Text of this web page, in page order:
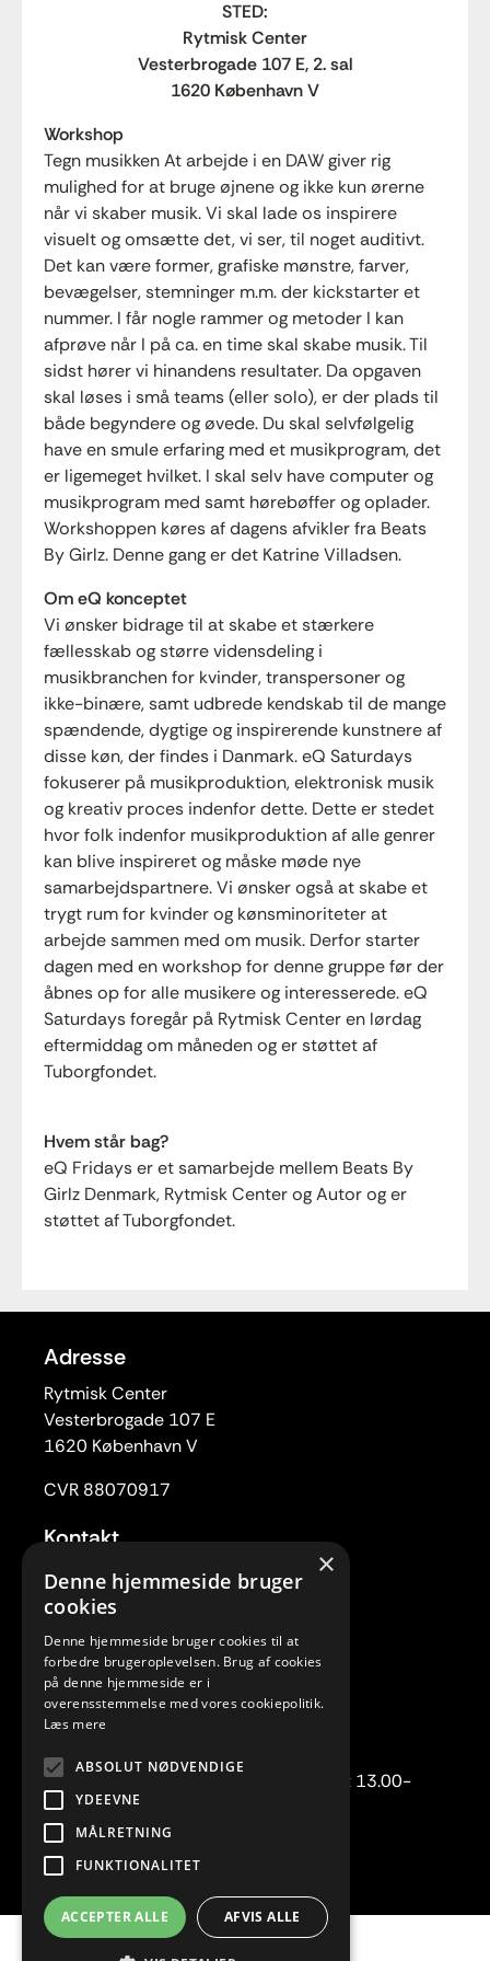
STED:
Rytmisk Center
Vesterbrogade 107 E, 2. sal
1620 København V
Workshop
Tegn musikken At arbejde i en DAW giver rig
mulighed for at bruge øjnene og ikke kun ørerne
når vi skaber musik. Vi skal lade os inspirere
visuelt og omsætte det, vi ser, til noget auditivt.
Det kan være former, grafiske mønstre, farver,
bevægelser, stemninger m.m. der kickstarter et
nummer. I får nogle rammer og metoder I kan
afprøve når I på ca. en time skal skabe musik. Til
sidst hører vi hinandens resultater. Da opgaven
skal løses i små teams (eller solo), er der plads til
både begyndere og øvede. Du skal selvfølgelig
have en smule erfaring med et musikprogram, det
er ligemeget hvilket. I skal selv have computer og
musikprogram med samt hørebøffer og oplader.
Workshoppen køres af dagens afvikler fra Beats
By Girlz. Denne gang er det Katrine Villadsen.
Om eQ konceptet
Vi ønsker bidrage til at skabe et stærkere
fællesskab og større vidensdeling i
musikbranchen for kvinder, transpersoner og
ikke-binære, samt udbrede kendskab til de mange
spændende, dygtige og inspirerende kunstnere af
disse køn, der findes i Danmark. eQ Saturdays
fokuserer på musikproduktion, elektronisk musik
og kreativ proces indenfor dette. Dette er stedet
hvor folk indenfor musikproduktion af alle genrer
kan blive inspireret og måske møde nye
samarbejdspartnere. Vi ønsker også at skabe et
trygt rum for kvinder og kønsminoriteter at
arbejde sammen med om musik. Derfor starter
dagen med en workshop for denne gruppe før der
åbnes op for alle musikere og interesserede. eQ
Saturdays foregår på Rytmisk Center en lørdag
eftermiddag om måneden og er støttet af
Tuborgfondet.
Hvem står bag?
eQ Fridays er et samarbejde mellem Beats By
Girlz Denmark, Rytmisk Center og Autor og er
støttet af Tuborgfondet.
Adresse
Rytmisk Center
Vesterbrogade 107 E
1620 København V
CVR 88070917
Kontakt
Tlf. 33 22 59 84
Mail:rc@rytmiskcenter.dk
Kontorets åbningstider
Mandag-torsdag kl. 10.00-15.00
Fredag lukket
Telefonisk henvendelse:
Mandag-torsdag kl. 10.00-12.00 samt 13.00-
15.00.
×
Denne hjemmeside bruger
cookies
Denne hjemmeside bruger cookies til at
forbedre brugeroplevelsen. Brug af cookies
på denne hjemmeside er i
overensstemmelse med vores cookiepolitik.
Læs mere
ABSOLUT NØDVENDIGE
YDEEVNE
MÅLRETNING
FUNKTIONALITET
ACCEPTER ALLE AFVIS ALLE